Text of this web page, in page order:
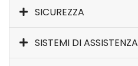
SICUREZZA
SISTEMI DI ASSISTENZA